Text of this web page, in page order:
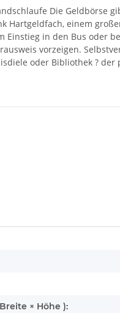
Die Geldbörse
Hartgeldfach, einem
Einstieg in den Bus oder
vorzeigen.
oder Bibliothek ?
× Höhe ):